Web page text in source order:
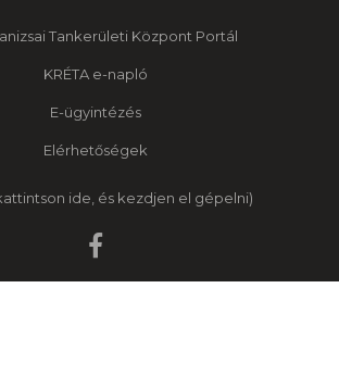
Tankerületi Központ Portál
KRÉTA e-napló
E-ügyintézés
Elérhetőségek